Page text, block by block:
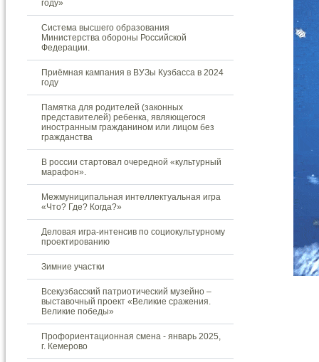
году»
Система высшего образования
Министерства обороны Российской
Федерации.
Приёмная кампания в ВУЗы Кузбасса в 2024
году
Памятка для родителей (законных
представителей) ребенка, являющегося
иностранным гражданином или лицом без
гражданства
В россии стартовал очередной «культурный
марафон».
Межмуниципальная интеллектуальная игра
«Что? Где? Когда?»
Деловая игра-интенсив по социокультурному
проектированию
Зимние участки
Всекузбасский патриотический музейно –
выставочный проект «Великие сражения.
Великие победы»
Профориентационная смена - январь 2025,
г. Кемерово